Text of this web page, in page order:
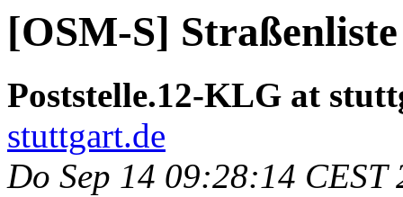
[OSM-S]
Poststelle.12-KLG at
stuttgart.de
Do Sep 14 09:28:14 CEST